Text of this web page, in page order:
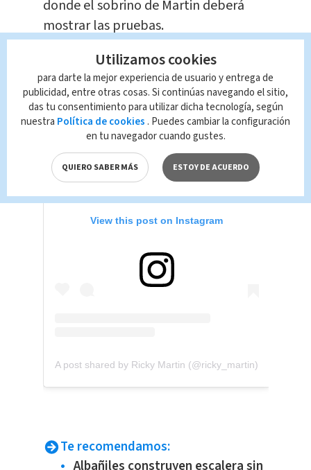
donde el sobrino de Martin deberá
mostrar las pruebas.
View this post on Instagram
A post shared by Ricky Martin (@ricky_martin)
Te recomendamos:
Utilizamos cookies
para darte la mejor experiencia de usuario y entrega de
publicidad, entre otras cosas. Si continúas navegando el sitio,
das tu consentimiento para utilizar dicha tecnología, según
nuestra Política de cookies . Puedes cambiar la configuración
en tu navegador cuando gustes.
QUIERO SABER MÁS ESTOY DE ACUERDO